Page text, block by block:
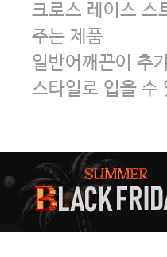
크로스 레이스 스
주는 제품
일반어깨끈이 추
스타일로 입을 수